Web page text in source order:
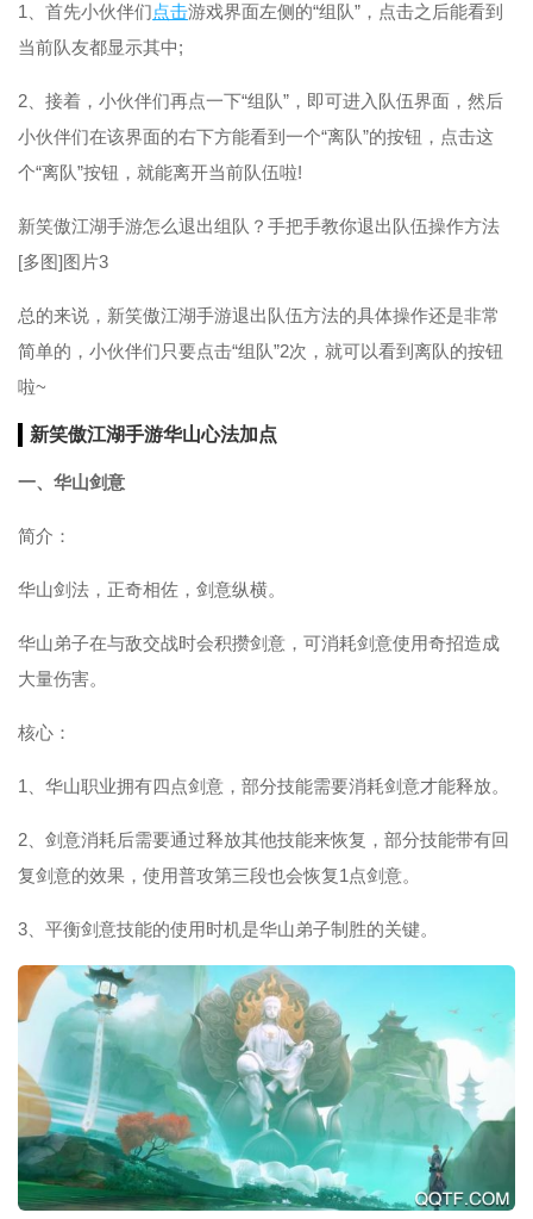
1、首先小伙伴们点击游戏界面左侧的“组队”，点击之后能看到
当前队友都显示其中;
2、接着，小伙伴们再点一下“组队”，即可进入队伍界面，然后
小伙伴们在该界面的右下方能看到一个“离队”的按钮，点击这
个“离队”按钮，就能离开当前队伍啦!
新笑傲江湖手游怎么退出组队？手把手教你退出队伍操作方法
[多图]图片3
总的来说，新笑傲江湖手游退出队伍方法的具体操作还是非常
简单的，小伙伴们只要点击“组队”2次，就可以看到离队的按钮
啦~
新笑傲江湖手游华山心法加点
一、华山剑意
简介：
华山剑法，正奇相佐，剑意纵横。
华山弟子在与敌交战时会积攒剑意，可消耗剑意使用奇招造成
大量伤害。
核心：
1、华山职业拥有四点剑意，部分技能需要消耗剑意才能释放。
2、剑意消耗后需要通过释放其他技能来恢复，部分技能带有回
复剑意的效果，使用普攻第三段也会恢复1点剑意。
3、平衡剑意技能的使用时机是华山弟子制胜的关键。